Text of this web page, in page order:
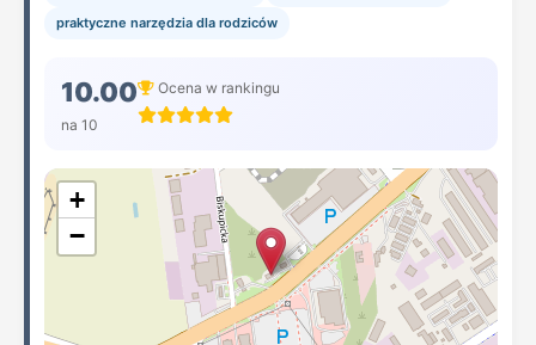
praktyczne narzędzia dla rodziców
10.00
na 10
Ocena w rankingu
+
−